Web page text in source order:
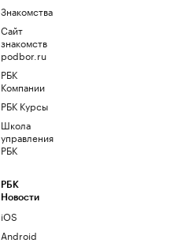
Знакомства
Сайт
знакомств
podbor.ru
РБК
Компании
РБК Курсы
Школа
управления
РБК
РБК
Новости
iOS
Android